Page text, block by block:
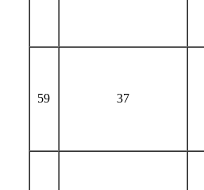
59 37